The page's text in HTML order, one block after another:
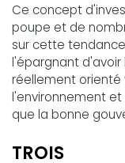
Ce concept
poupe et de
sur cette
l'épargnant
réellement
l'environnement
que la bonne
TROIS